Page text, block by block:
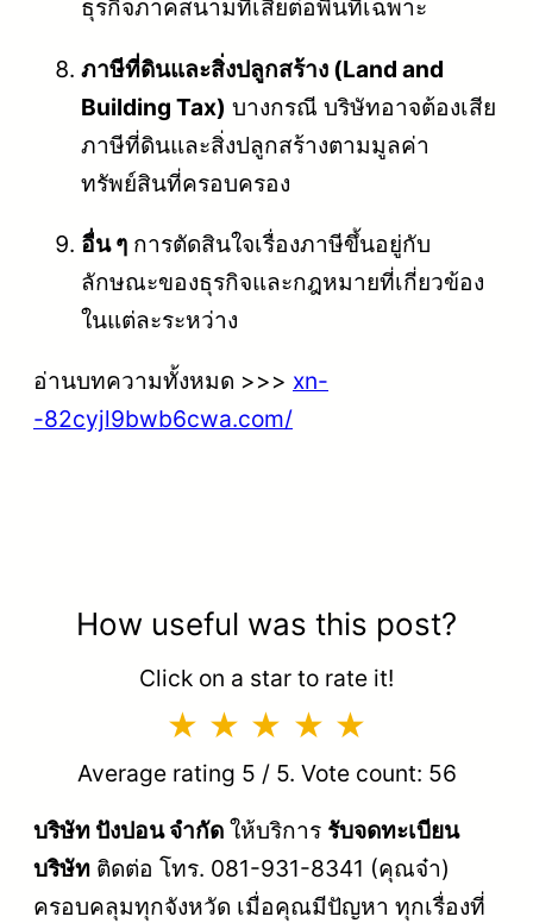
ธุรกิจภาคสนามที่เสียต่อพื้นที่เฉพาะ
ภาษีที่ดินและสิ่งปลูกสร้าง (Land and
Building Tax) บางกรณี บริษัทอาจต้องเสีย
ภาษีที่ดินและสิ่งปลูกสร้างตามมูลค่า
ทรัพย์สินที่ครอบครอง
อื่น ๆ การตัดสินใจเรื่องภาษีขึ้นอยู่กับ
ลักษณะของธุรกิจและกฎหมายที่เกี่ยวข้อง
ในแต่ละระหว่าง
อ่านบทความทั้งหมด >>> xn-
-82cyjl9bwb6cwa.com/
How useful was this post?
Click on a star to rate it!
Average rating 5 / 5. Vote count: 56
บริษัท ปังปอน จำกัด ให้บริการ รับจดทะเบียน
บริษัท ติดต่อ โทร. 081-931-8341 (คุณจ๋า)
ครอบคลุมทุกจังหวัด เมื่อคุณมีปัญหา ทุกเรื่องที่